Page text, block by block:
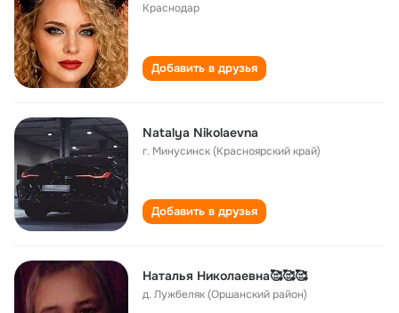
Краснодар
Добавить в друзья
Natalya Nikolaevna
г. Минусинск (Красноярский край)
Добавить в друзья
Наталья Николаевна🥰🥰🥰
д. Лужбеляк (Оршанский район)